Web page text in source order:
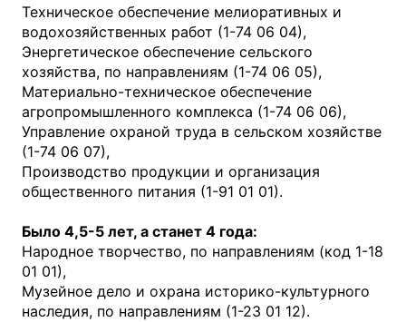
Техническое обеспечение мелиоративных и
водохозяйственных работ (1-74 06 04),
Энергетическое обеспечение сельского
хозяйства, по направлениям (1-74 06 05),
Материально-техническое обеспечение
агропромышленного комплекса (1-74 06 06),
Управление охраной труда в сельском хозяйстве
(1-74 06 07),
Производство продукции и организация
общественного питания (1-91 01 01).
Было 4,5-5 лет, а станет 4 года:
Народное творчество, по направлениям (код 1-18
01 01),
Музейное дело и охрана историко-культурного
наследия, по направлениям (1-23 01 12).